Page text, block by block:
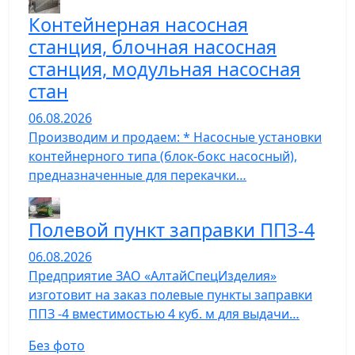
Контейнерная насосная
станция, блочная насосная
станция, модульная насосная
стан
06.08.2026
Производим и продаем: * Насосные установки
контейнерного типа (блок-бокс насосный),
предназначенные для перекачки…
Полевой пункт заправки ППЗ-4
06.08.2026
Предприятие ЗАО «АлтайСпецИзделия»
изготовит на заказ полевые пункты заправки
ППЗ -4 вместимостью 4 куб. м для выдачи…
Без фото